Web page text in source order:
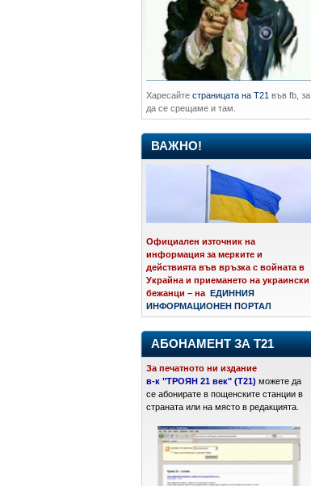
Харесайте страницата на Т21 във fb, за
да се срещаме и там.
ВАЖНО!
Официален източник на
информация за мерките и
действията във връзка с войната в
Украйна и приемането на украински
бежанци – на
ЕДИННИЯ
ИНФОРМАЦИОНЕН ПОРТАЛ
АБОНАМЕНТ ЗА Т21
За печатното ни издание
в-к "ТРОЯН 21 век" (Т21) можете да
се абонирате в пощенските станции в
страната или на място в редакцията.